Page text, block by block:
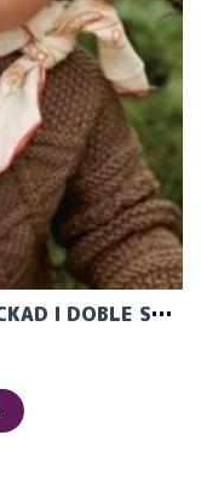
"GUERNSEY SWEATER BABY" STICKAD I DOBLE SUNDAY ELLER TVÅ TRÅDAR SUNDAY 2413-1A OCH 1B